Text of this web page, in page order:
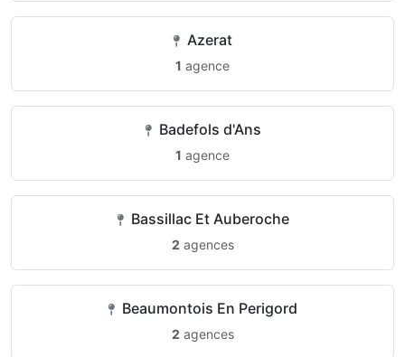
Azerat
1 agence
Badefols d'Ans
1 agence
Bassillac Et Auberoche
2 agences
Beaumontois En Perigord
2 agences